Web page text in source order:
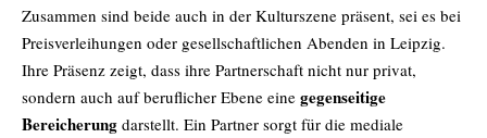
Zusammen sind beide auch in der Kulturszene präsent, sei es bei
Preisverleihungen oder gesellschaftlichen Abenden in Leipzig.
Ihre Präsenz zeigt, dass ihre Partnerschaft nicht nur privat,
sondern auch auf beruflicher Ebene eine gegenseitige
Bereicherung darstellt. Ein Partner sorgt für die mediale